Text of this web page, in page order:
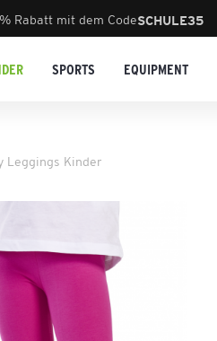
Rabatt mit dem CodeSCHULE35
SPORTS EQUIPMENT
Leggings Kinder